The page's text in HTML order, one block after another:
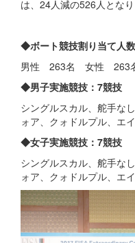
は、24人減の526人となり
◆ボート競技割り当て人数
男性 263名 女性 263
◆男子実施競技：7競技
シングルスカル、舵手な
ォア、クォドルプル、エ
◆女子実施競技：7競技
シングルスカル、舵手な
ォア、クォドルプル、エ